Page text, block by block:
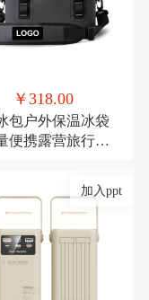
￥318.00
包户外保温冰袋
便携露营旅行保
加入ppt